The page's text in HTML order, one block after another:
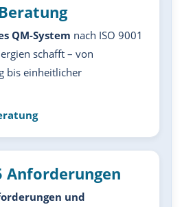
QM-System nach ISO 9001
schafft – von
bis einheitlicher
Anforderungen
und